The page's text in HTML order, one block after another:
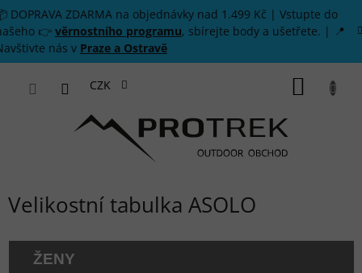
Přejít na obsah
DOPRAVA ZDARMA na objednávky nad 1.499 Kč | Vstupte do
👉 věrnostního programu, sbírejte body a ušetřete. | 📍
nás v Praze a Ostravě
CZK
Velikostní tabulka ASOLO
ŽENY